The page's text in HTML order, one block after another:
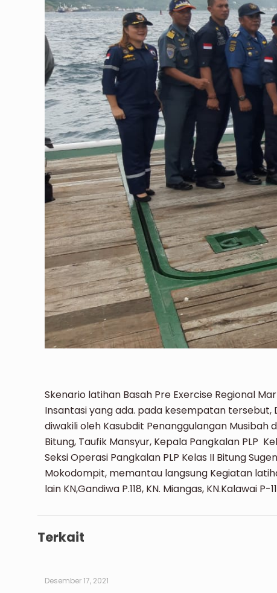
Skenario latihan Basah Pre Exercise Regional
Insantasi yang ada. pada kesempatan
diwakili oleh Kasubdit Penanggulangan Musibah
Bitung, Taufik Mansyur, Kepala Pangkalan PLP
Seksi Operasi Pangkalan PLP Kelas II Bitung
Mokodompit, memantau langsung Kegiatan
lain KN,Gandiwa P.118, KN. Miangas, KN.Kalawai P-
Terkait
Desember 17, 2021